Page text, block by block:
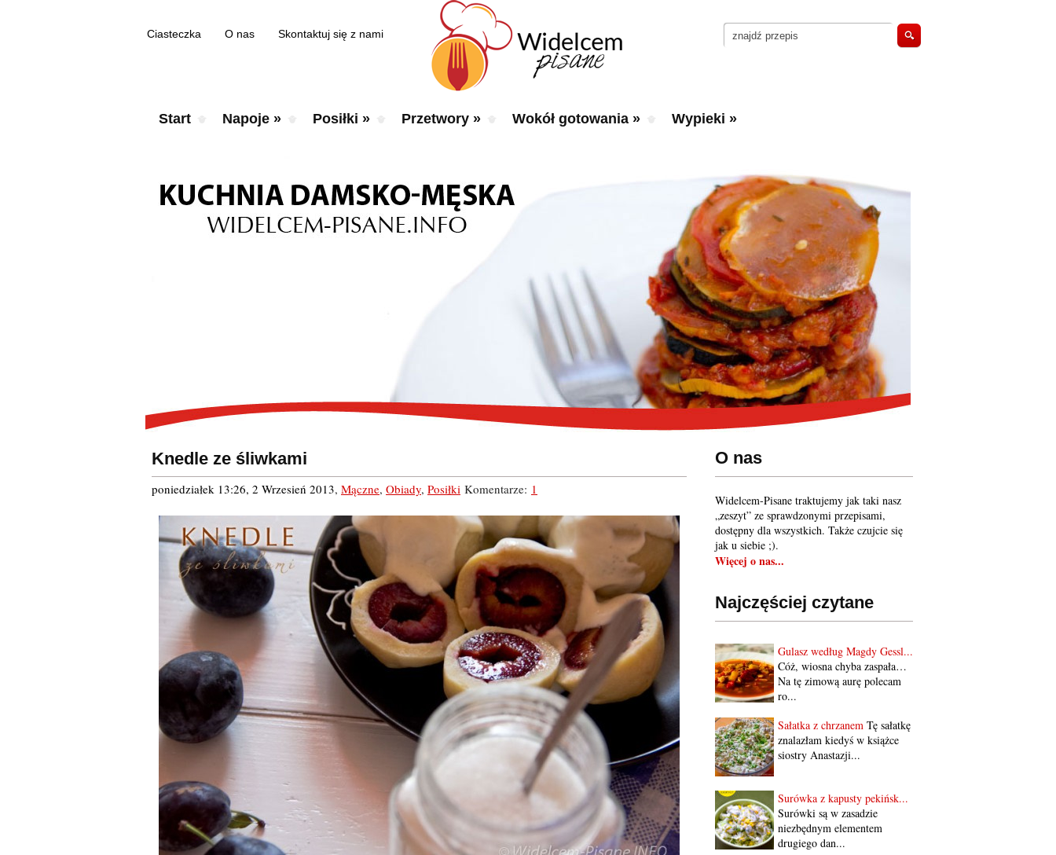
Ciasteczka O nas Skontaktuj się z nami
Start Napoje » Posiłki » Przetwory » Wokół gotowania » Wypieki »
O nas
Widelcem-Pisane traktujemy jak taki nasz
„zeszyt” ze sprawdzonymi przepisami,
dostępny dla wszystkich. Także czujcie się
jak u siebie ;).
Więcej o nas...
Najczęściej czytane
Gulasz według Magdy Gessl...
Cóż, wiosna chyba zaspała…
Na tę zimową aurę polecam
ro...
Sałatka z chrzanem Tę sałatkę
znalazłam kiedyś w książce
siostry Anastazji...
Surówka z kapusty pekińsk...
Surówki są w zasadzie
niezbędnym elementem
drugiego dan...
Knedle ze śliwkami
poniedziałek 13:26, 2 Wrzesień 2013, Mączne, Obiady, Posiłki Komentarze: 1